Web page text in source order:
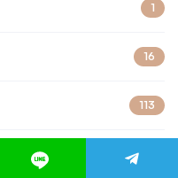
1
16
113